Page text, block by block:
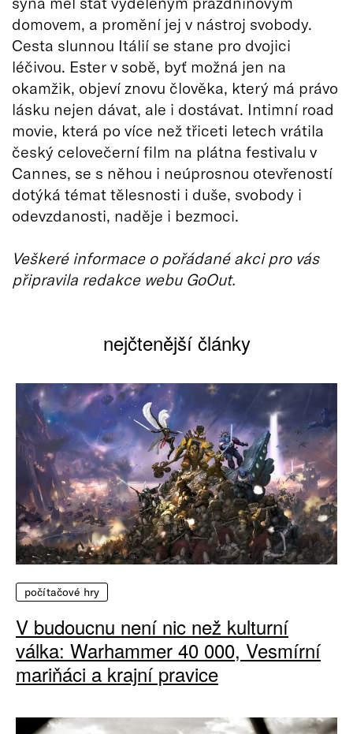
domovem, a promění jej v nástroj svobody.
Cesta slunnou Itálií se stane pro dvojici
léčivou. Ester v sobě, byť možná jen na
okamžik, objeví znovu člověka, který má právo
lásku nejen dávat, ale i dostávat. Intimní road
movie, která po více než třiceti letech vrátila
český celovečerní film na plátna festivalu v
Cannes, se s něhou i neúprosnou otevřeností
dotýká témat tělesnosti i duše, svobody i
odevzdanosti, naděje i bezmoci.
Veškeré informace o pořádané akci pro vás
připravila redakce webu GoOut.
nejčtenější články
počítačové hry
V budoucnu není nic než kulturní
válka: Warhammer 40 000, Vesmírní
mariňáci a krajní pravice